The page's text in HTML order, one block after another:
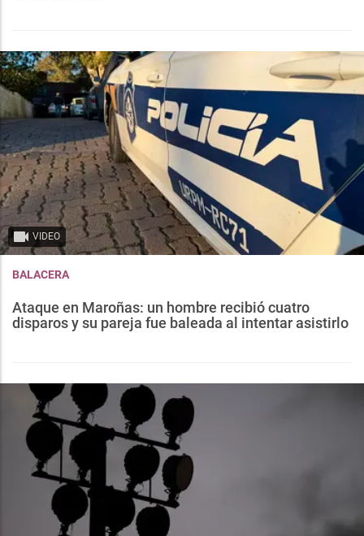
VIDEO
BALACERA
Ataque en Maroñas: un hombre recibió cuatro
disparos y su pareja fue baleada al intentar asistirlo